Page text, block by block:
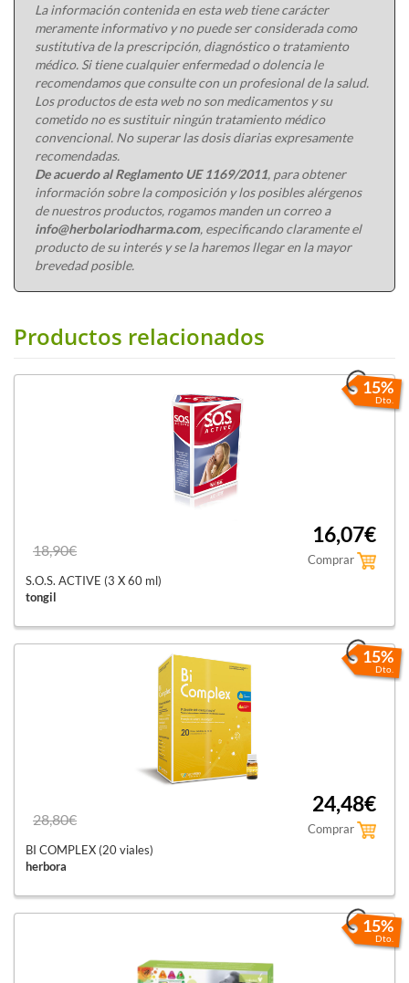
La información contenida en esta web tiene carácter
meramente informativo y no puede ser considerada como
sustitutiva de la prescripción, diagnóstico o tratamiento
médico. Si tiene cualquier enfermedad o dolencia le
recomendamos que consulte con un profesional de la salud.
Los productos de esta web no son medicamentos y su
cometido no es sustituir ningún tratamiento médico
convencional. No superar las dosis diarias expresamente
recomendadas.
De acuerdo al Reglamento UE 1169/2011, para obtener
información sobre la composición y los posibles alérgenos
de nuestros productos, rogamos manden un correo a
info@herbolariodharma.com, especificando claramente el
producto de su interés y se la haremos llegar en la mayor
brevedad posible.
Productos relacionados
15%
Dto.
18,90€
16,07€
Comprar
S.O.S. ACTIVE (3 X 60 ml)
tongil
15%
Dto.
28,80€
24,48€
Comprar
BI COMPLEX (20 viales)
herbora
15%
Dto.